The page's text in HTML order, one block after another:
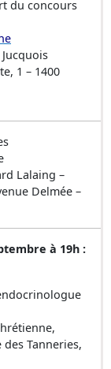
du concours
1 – 1400
Lalaing –
Delmée –
à 19h :
Tanneries,